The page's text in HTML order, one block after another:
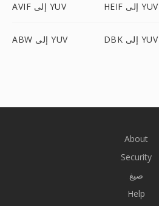
AVIF إلى YUV HEIF إلى YUV
ABW إلى YUV DBK إلى YUV
About
Security
صيغ
Help